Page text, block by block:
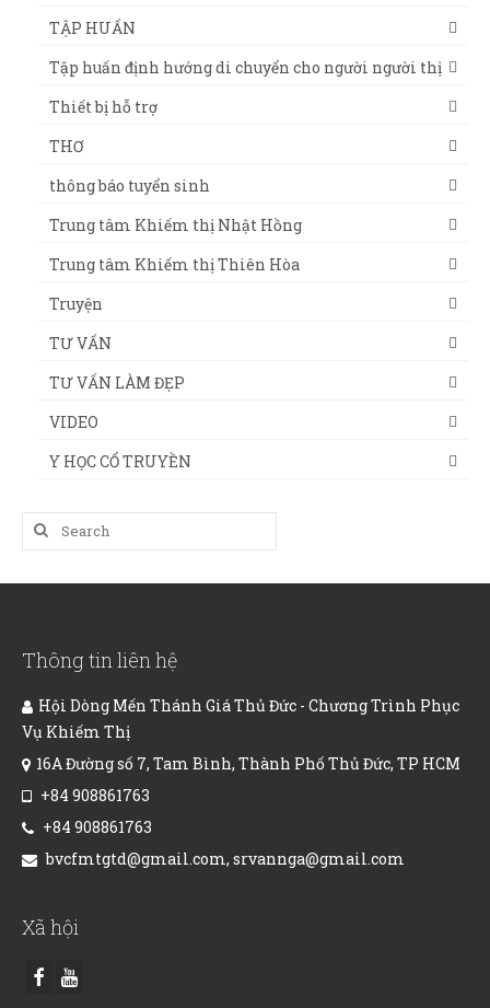
TẬP HUẤN
Tập huấn định hướng di chuyển cho người người thị
Thiết bị hỗ trợ
THƠ
thông báo tuyển sinh
Trung tâm Khiếm thị Nhật Hồng
Trung tâm Khiếm thị Thiên Hòa
Truyện
TƯ VẤN
TƯ VẤN LÀM ĐẸP
VIDEO
Y HỌC CỔ TRUYỀN
Search
for:
Thông tin liên hệ
Hội Dòng Mến Thánh Giá Thủ Đức - Chương Trình Phục
Vụ Khiếm Thị
16A Đường số 7, Tam Bình, Thành Phố Thủ Đức, TP HCM
+84 908861763
+84 908861763
bvcfmtgtd@gmail.com, srvannga@gmail.com
Xã hội